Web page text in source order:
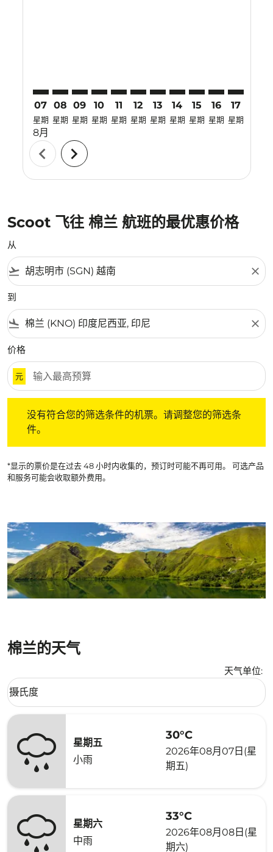
07
星期
8月
08
星期
09
星期
10
星期
11
星期
12
星期
13
星期
14
星期
15
星期
16
星期
17
星期
chevron_left chevron_right
Scoot 飞往 棉兰 航班的最优惠价格
从
flight_takeoff close
到
flight_land close
价格
元
没有符合您的筛选条件的机票。请调整您的筛选条
件。
*显示的票价是在过去 48 小时内收集的，预订时可能不再可用。 可选产品
和服务可能会收取额外费用。
棉兰的天气
天气单位:
Weather unit option 摄氏度 Selected
摄氏度
keyboard_arrow_down
星期五
小雨
30°C
2026年08月07日(星
期五)
星期六
中雨
33°C
2026年08月08日(星
期六)